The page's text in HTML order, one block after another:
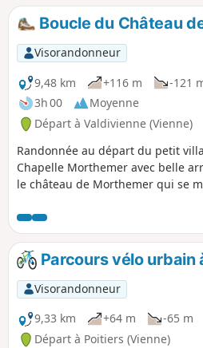
Boucle du Château
Visorandonneur
9,48 km
+116 m
-121
3h 00
Moyenne
Départ à Valdivienne (Vienne)
Randonnée au départ du petit
Chapelle Morthemer avec belle
le château de Morthemer qui se
raide.
Parcours vélo urbain
Visorandonneur
9,33 km
+64 m -65 m
Départ à Poitiers (Vienne)